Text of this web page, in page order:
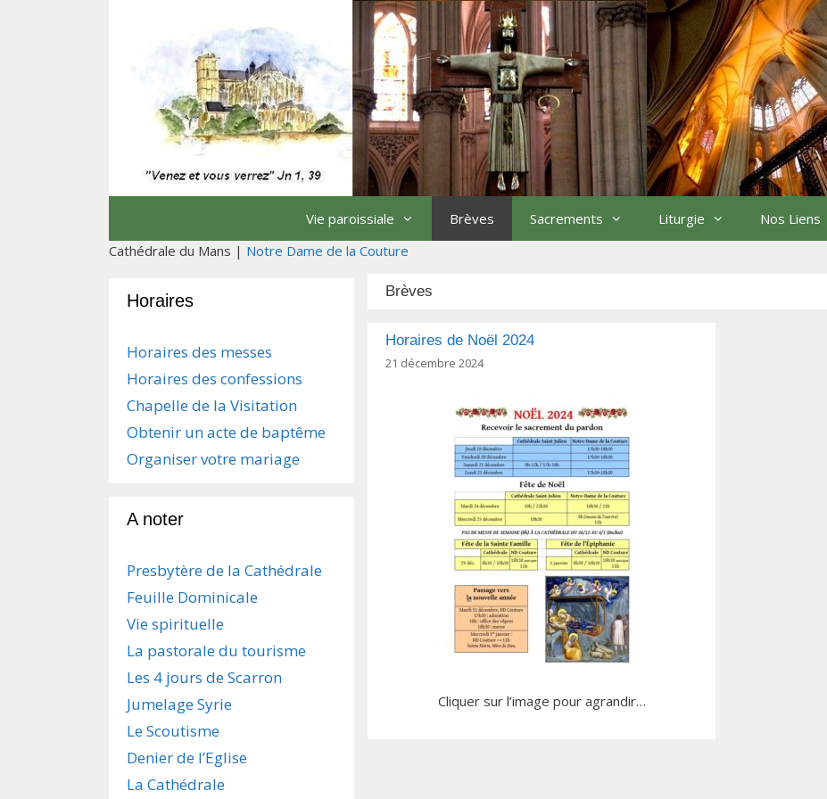
Vie paroissiale Brèves Sacrements Liturgie Nos Liens
Cathédrale du Mans | Notre Dame de la Couture
Brèves
Horaires de Noël 2024
21 décembre 2024
Cliquer sur l’image pour agrandir…
Horaires
Horaires des messes
Horaires des confessions
Chapelle de la Visitation
Obtenir un acte de baptême
Organiser votre mariage
A noter
Presbytère de la Cathédrale
Feuille Dominicale
Vie spirituelle
La pastorale du tourisme
Les 4 jours de Scarron
Jumelage Syrie
Le Scoutisme
Denier de l’Eglise
La Cathédrale